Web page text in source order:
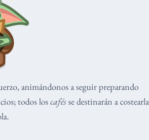
animándonos a seguir preparando
todos loscafésse destinarán a costearla